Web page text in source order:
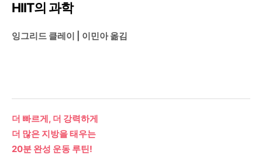
HIIT의 과학
잉그리드 클레이 이민아 옮김
더 빠르게, 더 강력하게
더 많은 지방을 태우는
20분 완성 운동 루틴!